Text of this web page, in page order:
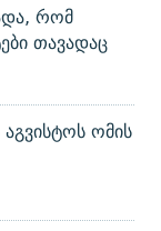
რომ
თავადაც
ომის